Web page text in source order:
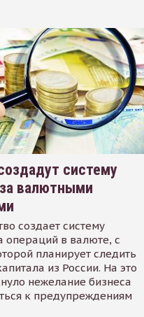
систему
валютными
создает систему
операций в валюте, с
планирует следить
из России. На это
нежелание бизнеса
к предупреждениям